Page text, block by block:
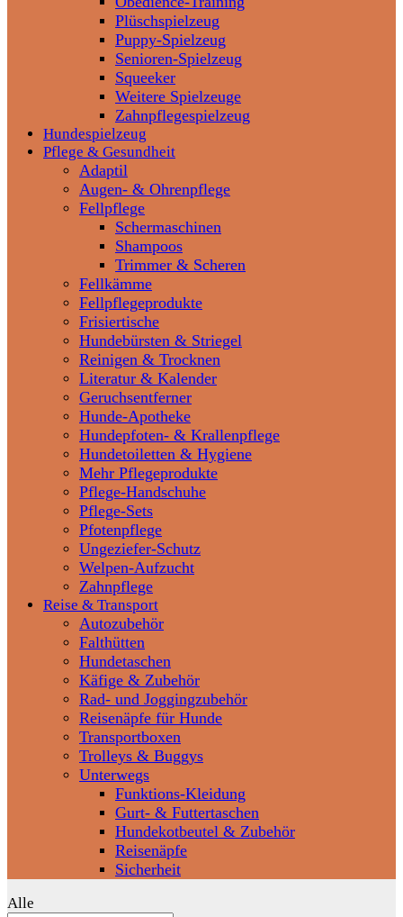
Plüschspielzeug
Puppy-Spielzeug
Senioren-Spielzeug
Squeeker
Weitere Spielzeuge
Zahnpflegespielzeug
Hundespielzeug
Pflege & Gesundheit
Adaptil
Augen- & Ohrenpflege
Fellpflege
Schermaschinen
Shampoos
Trimmer & Scheren
Fellkämme
Fellpflegeprodukte
Frisiertische
Hundebürsten & Striegel
Reinigen & Trocknen
Literatur & Kalender
Geruchsentferner
Hunde-Apotheke
Hundepfoten- & Krallenpflege
Hundetoiletten & Hygiene
Mehr Pflegeprodukte
Pflege-Handschuhe
Pflege-Sets
Pfotenpflege
Ungeziefer-Schutz
Welpen-Aufzucht
Zahnpflege
Reise & Transport
Autozubehör
Falthütten
Hundetaschen
Käfige & Zubehör
Rad- und Joggingzubehör
Reisenäpfe für Hunde
Transportboxen
Trolleys & Buggys
Unterwegs
Funktions-Kleidung
Gurt- & Futtertaschen
Hundekotbeutel & Zubehör
Reisenäpfe
Sicherheit
Alle